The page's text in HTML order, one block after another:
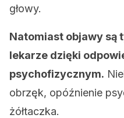
głowy.
Natomiast objawy są
lekarze dzięki
psychofizycznym.
obrzęk, opóźnienie
żółtaczka.